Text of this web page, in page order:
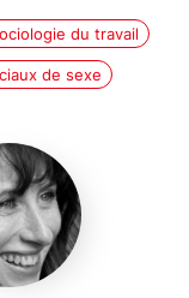
du travail
de sexe
Valérie
Gramond